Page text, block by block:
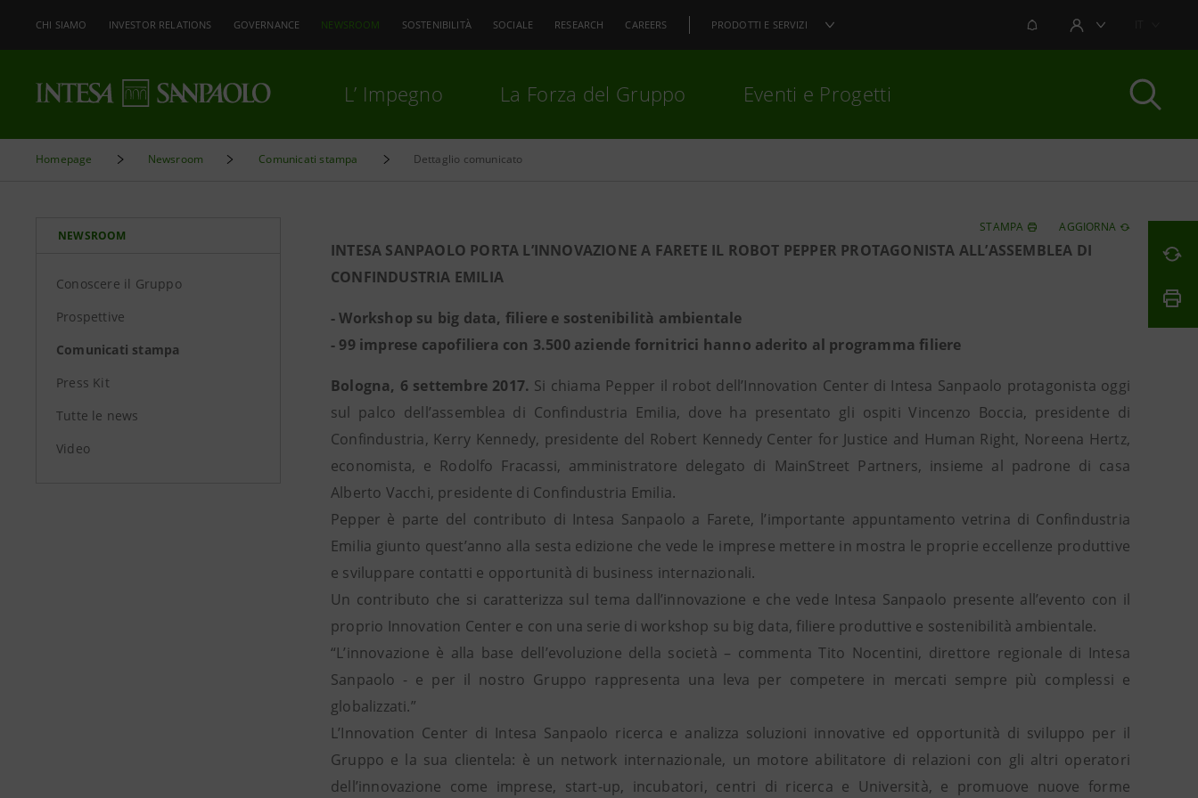
CHI SIAMO INVESTOR RELATIONS GOVERNANCE NEWSROOM SOSTENIBILITÀ SOCIALE RESEARCH CAREERS PRODOTTI E SERVIZI NOTIFICHEAREA UTENTE
L’ Impegno La Forza del Gruppo Eventi e Progetti
Homepage Newsroom Comunicati stampa Dettaglio comunicato
NEWSROOM
Conoscere il Gruppo
Prospettive
Comunicati stampa
Press Kit
Tutte le news
Video
STAMPA AGGIORNA
INTESA SANPAOLO PORTA L’INNOVAZIONE A FARETE IL ROBOT PEPPER PROTAGONISTA ALL’ASSEMBLEA DI
CONFINDUSTRIA EMILIA
- Workshop su big data, filiere e sostenibilità ambientale
- 99 imprese capofiliera con 3.500 aziende fornitrici hanno aderito al programma filiere
Bologna, 6 settembre 2017. Si chiama Pepper il robot dell’Innovation Center di Intesa Sanpaolo protagonista oggi
sul palco dell’assemblea di Confindustria Emilia, dove ha presentato gli ospiti Vincenzo Boccia, presidente di
Confindustria, Kerry Kennedy, presidente del Robert Kennedy Center for Justice and Human Right, Noreena Hertz,
economista, e Rodolfo Fracassi, amministratore delegato di MainStreet Partners, insieme al padrone di casa
Alberto Vacchi, presidente di Confindustria Emilia.
Pepper è parte del contributo di Intesa Sanpaolo a Farete, l’importante appuntamento vetrina di Confindustria
Emilia giunto quest’anno alla sesta edizione che vede le imprese mettere in mostra le proprie eccellenze produttive
e sviluppare contatti e opportunità di business internazionali.
Un contributo che si caratterizza sul tema dall’innovazione e che vede Intesa Sanpaolo presente all’evento con il
proprio Innovation Center e con una serie di workshop su big data, filiere produttive e sostenibilità ambientale.
“L’innovazione è alla base dell’evoluzione della società – commenta Tito Nocentini, direttore regionale di Intesa
Sanpaolo - e per il nostro Gruppo rappresenta una leva per competere in mercati sempre più complessi e
globalizzati.”
L’Innovation Center di Intesa Sanpaolo ricerca e analizza soluzioni innovative ed opportunità di sviluppo per il
Gruppo e la sua clientela: è un network internazionale, un motore abilitatore di relazioni con gli altri operatori
dell’innovazione come imprese, start-up, incubatori, centri di ricerca e Università, e promuove nuove forme